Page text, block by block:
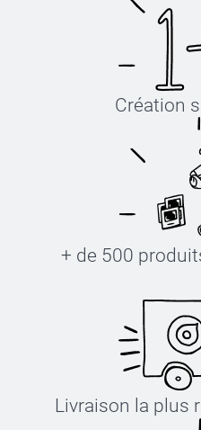
Création
+ de 500
Livraison la plus